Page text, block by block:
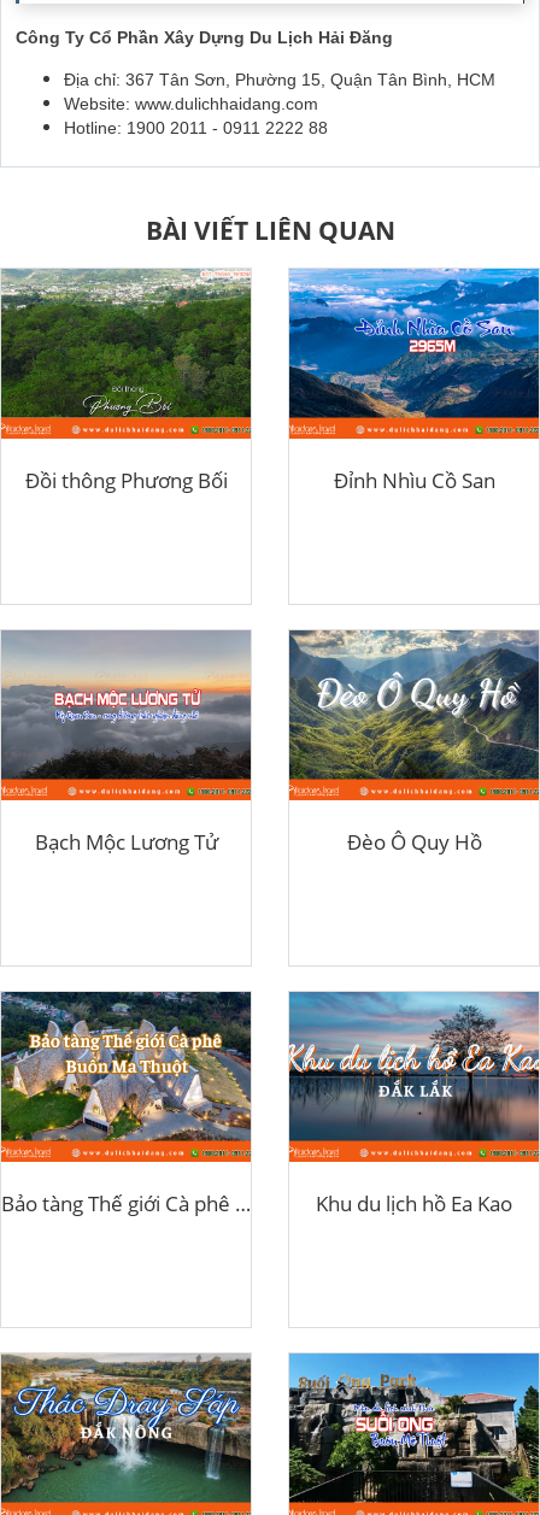
Công Ty Cổ Phần Xây Dựng Du Lịch Hải Đăng
Địa chỉ: 367 Tân Sơn, Phường 15, Quận Tân Bình, HCM
Website: www.dulichhaidang.com
Hotline: 1900 2011 - 0911 2222 88
BÀI VIẾT LIÊN QUAN
Đồi thông Phương Bối Đỉnh Nhìu Cồ San
Bạch Mộc Lương Tử Đèo Ô Quy Hồ
Bảo tàng Thế giới Cà phê Buôn Ma Thuột Khu du lịch hồ Ea Kao